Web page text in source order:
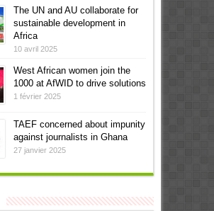
The UN and AU collaborate for
sustainable development in
Africa
10 avril 2025
West African women join the
1000 at AfWID to drive solutions
1 février 2025
TAEF concerned about impunity
against journalists in Ghana
27 janvier 2025